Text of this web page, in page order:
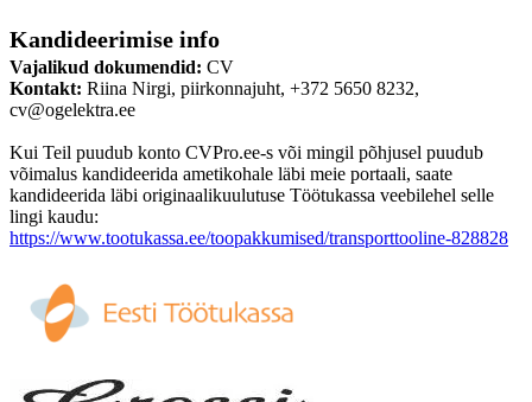
Kandideerimise info
Vajalikud dokumendid: CV
Kontakt: Riina Nirgi, piirkonnajuht, +372 5650 8232,
cv@ogelektra.ee
Kui Teil puudub konto CVPro.ee-s või mingil põhjusel puudub
võimalus kandideerida ametikohale läbi meie portaali, saate
kandideerida läbi originaalikuulutuse Töötukassa veebilehel selle
lingi kaudu:
https://www.tootukassa.ee/toopakkumised/transporttooline-828828